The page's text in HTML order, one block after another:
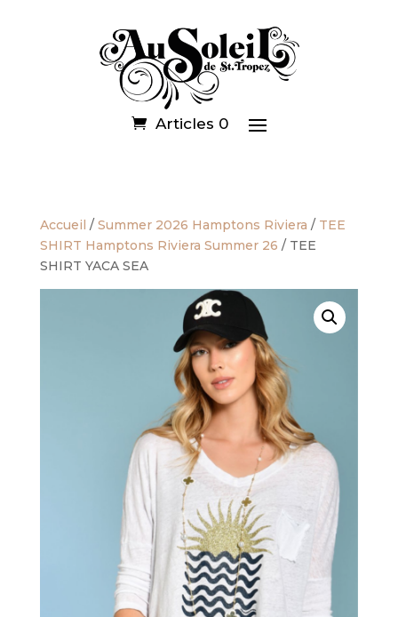
Articles 0
Accueil / Summer 2026 Hamptons Riviera / TEE
SHIRT Hamptons Riviera Summer 26 / TEE
SHIRT YACA SEA